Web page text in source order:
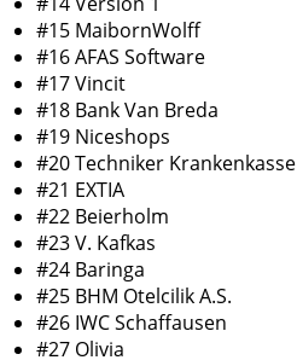
#15 MaibornWolff
#16 AFAS Software
#17 Vincit
#18 Bank Van Breda
#19 Niceshops
#20 Techniker Krankenkasse
#21 EXTIA
#22 Beierholm
#23 V. Kafkas
#24 Baringa
#25 BHM Otelcilik A.S.
#26 IWC Schaffausen
#27 Olivia